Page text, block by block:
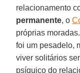
relacionamento
permanente, o
próprias
foi um pesadelo,
viver solitários
psíquico do